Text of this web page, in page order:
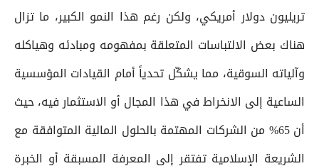
تريليون دولار أمريكي، ولكن رغم هذا النمو الكبير، ما تزال
هناك بعض الالتباسات المتعلقة بمفهومه ومبادئه وهياكله
وآلياته السوقية، مما يشكّل تحدياً أمام القيادات المؤسسية
الساعية إلى الانخراط في هذا المجال أو الاستثمار فيه، حيث
أن 65% من الشركات المهتمة بالحلول المالية المتوافقة مع
الشريعة الإسلامية تفتقر إلى المعرفة المسبقة أو الخبرة